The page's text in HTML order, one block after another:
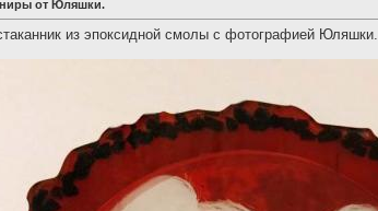
от Юляшки.
из эпоксидной смолы с фотографией Юляшки.